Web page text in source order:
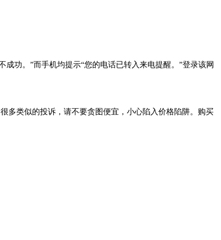
功。”而手机均提示“您的电话已转入来电提醒。”登录该网
多类似的投诉，请不要贪图便宜，小心陷入价格陷阱。购买